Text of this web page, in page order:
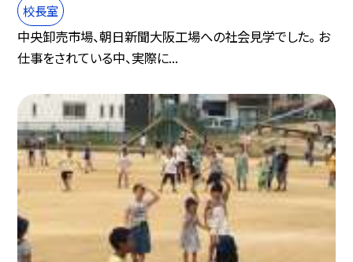
校長室
中央卸売市場、朝日新聞大阪工場への社会見学でした。 お
仕事をされている中、実際に...